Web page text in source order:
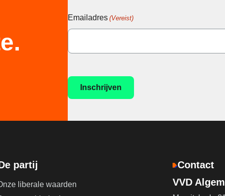
Emailadres (Vereist)
partij
liberale waarden
Contact
VVD